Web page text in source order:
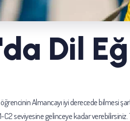
Dil
Almancayı iyi derecede bilmesi
seviyesine gelinceye kadar verebilirsiniz.